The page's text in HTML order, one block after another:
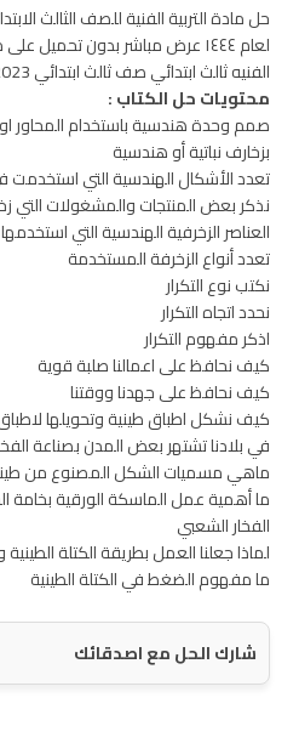
لعام ١٤٤٤ عرض مباشر بدون
الفنيه ثالث ابتدائي صف ثالث ابتدائي 2023
محتويات حل الكتاب :
صمم وحدة هندسية باستخدام المحاور او
بزخارف نباتية أو هندسية
تعدد الأشكال الهندسية التي استخدمت
نذكر بعض المنتجات والمشغولات التي
العناصر الزخرفية الهندسية التي
تعدد أنواع الزخرفة المستخدمة
نكتب نوع التكرار
نحدد اتجاه التكرار
اذكر مفهوم التكرار
كيف نحافظ على اعمالنا صلبة قوية
كيف نحافظ على جهدنا ووقتنا
كيف نشكل اطباق طينية وتحويلها
في بلادنا تشتهر بعض المدن بصناعة
ماهي مسميات الشكل المصنوع من طينة
ما أهمية عمل الماسكة الورقية
الفخار الشعبي
لماذا جعلنا العمل بطريقة الكتلة
ما مفهوم الضغط في الكتلة الطينية
شارك الحل مع اصدقائك